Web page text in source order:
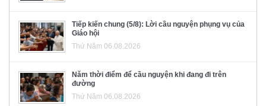
Tiếp kiến chung (5/8): Lời cầu nguyện phụng vụ của
Giáo hội
Thứ Năm 06.08.2026
Năm thời điểm để cầu nguyện khi đang đi trên
đường
Thứ Năm 06.08.2026